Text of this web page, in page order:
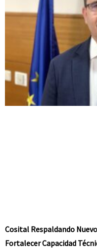
Cosital Respaldando
Fortalecer Capacidad